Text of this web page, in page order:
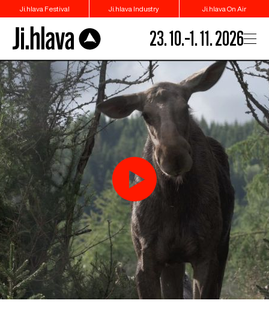
Ji.hlava Festival Ji.hlava Industry Ji.hlava On Air
23. 10.–1. 11. 2026